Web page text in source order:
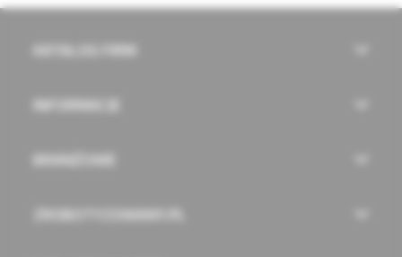
KATALOG FIRM
INFORMACJE
BRANŻOWE
ZROBOTYZOWANY.PL